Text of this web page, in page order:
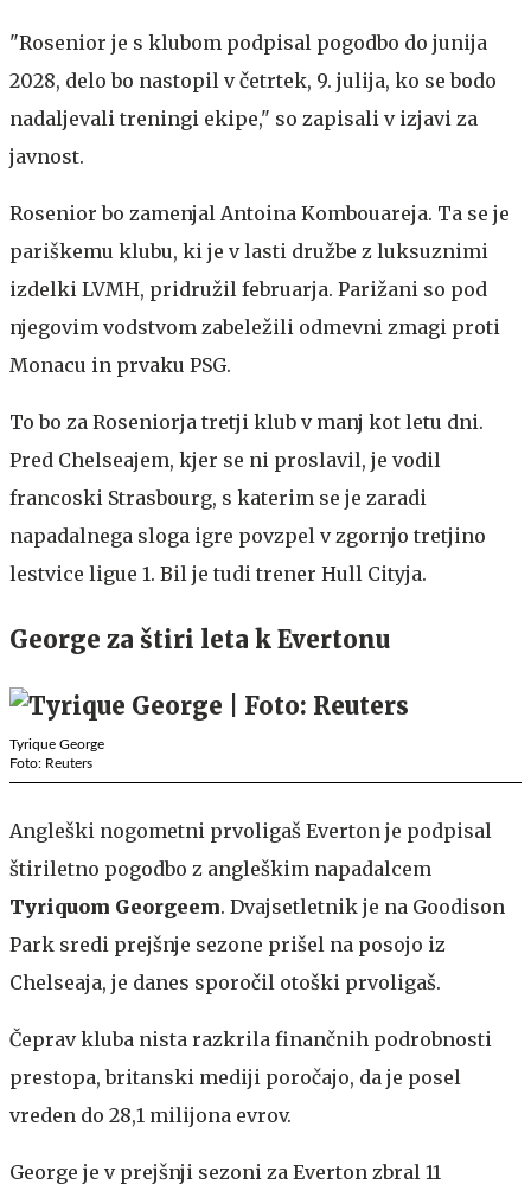
"Rosenior je s klubom podpisal pogodbo do junija
2028, delo bo nastopil v četrtek, 9. julija, ko se bodo
nadaljevali treningi ekipe," so zapisali v izjavi za
javnost.
Rosenior bo zamenjal Antoina Kombouareja. Ta se je
pariškemu klubu, ki je v lasti družbe z luksuznimi
izdelki LVMH, pridružil februarja. Parižani so pod
njegovim vodstvom zabeležili odmevni zmagi proti
Monacu in prvaku PSG.
To bo za Roseniorja tretji klub v manj kot letu dni.
Pred Chelseajem, kjer se ni proslavil, je vodil
francoski Strasbourg, s katerim se je zaradi
napadalnega sloga igre povzpel v zgornjo tretjino
lestvice ligue 1. Bil je tudi trener Hull Cityja.
George za štiri leta k Evertonu
Tyrique George
Foto: Reuters
Angleški nogometni prvoligaš Everton je podpisal
štiriletno pogodbo z angleškim napadalcem
Tyriquom Georgeem. Dvajsetletnik je na Goodison
Park sredi prejšnje sezone prišel na posojo iz
Chelseaja, je danes sporočil otoški prvoligaš.
Čeprav kluba nista razkrila finančnih podrobnosti
prestopa, britanski mediji poročajo, da je posel
vreden do 28,1 milijona evrov.
George je v prejšnji sezoni za Everton zbral 11